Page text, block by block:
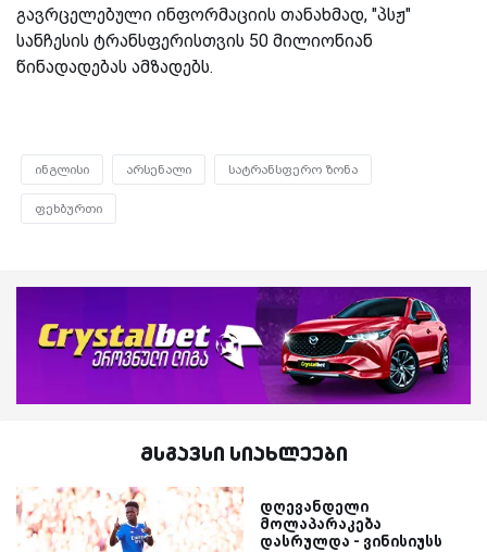
გავრცელებული ინფორმაციის თანახმად, "პსჟ"
სანჩესის ტრანსფერისთვის 50 მილიონიან
წინადადებას ამზადებს.
ინგლისი არსენალი სატრანსფერო ზონა
ფეხბურთი
მსგავსი სიახლეები
დღევანდელი
მოლაპარაკება
დასრულდა - ვინისიუსს